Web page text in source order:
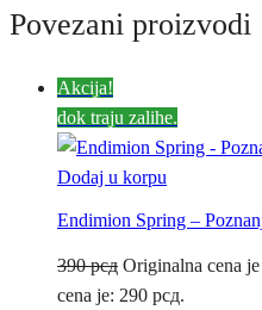
Povezani proizvodi
Akcija!
dok traju zalihe.
Dodaj u korpu
Endimion Spring –
390рсд Originalna cena
cena je: 290 рсд.